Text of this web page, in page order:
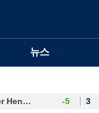
뉴스
Esther Henseleit -5 3